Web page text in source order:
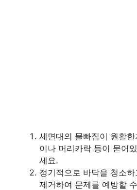
세면대의 물빠짐이 원활
이나 머리카락 등이 묻어
세요.
정기적으로 바닥을 청소
제거하여 문제를 예방할